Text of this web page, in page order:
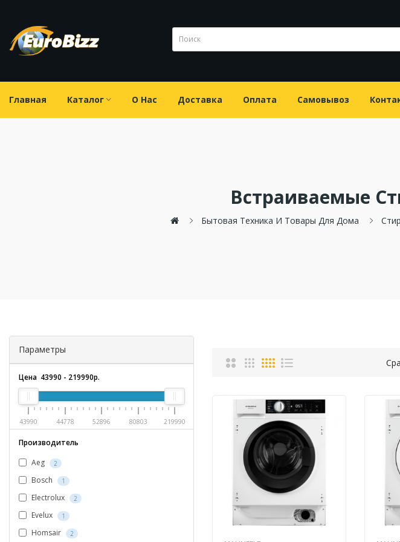
Главная Каталог О Нас Доставка Оплата Самовывоз
Встраиваемые
Бытовая Техника И Товары Для Дома
Параметры
Цена 43990 - 219990р.
43990 44778 52896 80803 219990
Производитель
Aeg
2
Bosch 1
Electrolux 2
Evelux 1
Homsair 2